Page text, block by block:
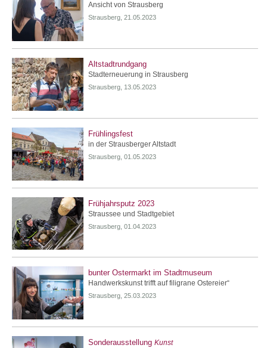
Ansicht von Strausberg
Strausberg, 21.05.2023
Altstadtrundgang
Stadterneuerung in Strausberg
Strausberg, 13.05.2023
Frühlingsfest
in der Strausberger Altstadt
Strausberg, 01.05.2023
Frühjahrsputz 2023
Straussee und Stadtgebiet
Strausberg, 01.04.2023
bunter Ostermarkt im Stadtmuseum
Handwerkskunst trifft auf filigrane Ostereier“
Strausberg, 25.03.2023
Sonderausstellung Kunst